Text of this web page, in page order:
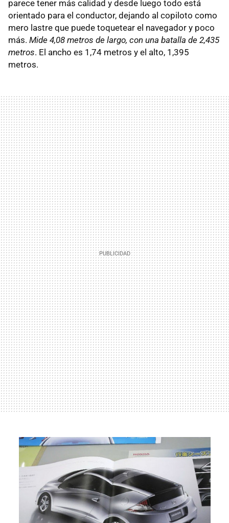
parece tener más calidad y desde luego todo está
orientado para el conductor, dejando al copiloto como
mero lastre que puede toquetear el navegador y poco
más. Mide 4,08 metros de largo, con una batalla de 2,435
metros. El ancho es 1,74 metros y el alto, 1,395
metros.